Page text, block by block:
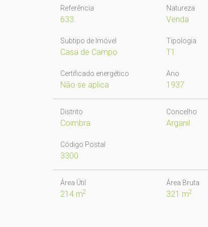
Referência
633
Natureza
Venda
Subtipo de Imóvel
Casa de Campo
Tipologia
T1
Certificado energético
Não se aplica
Ano
1937
Distrito
Coimbra
Concelho
Arganil
Código Postal
3300
Área Útil
214 m2
Área Bruta
321 m2